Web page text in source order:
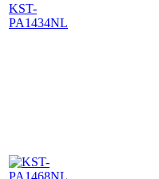
KST-
PA1434NL